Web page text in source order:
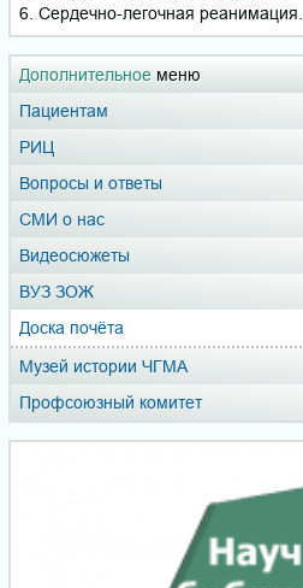
Дополнительное меню
Пациентам
РИЦ
Вопросы и ответы
СМИ о нас
Видеосюжеты
ВУЗ ЗОЖ
Доска почёта
Музей истории ЧГМА
Профсоюзный комитет
6. Сердечно-легочная реанимация.